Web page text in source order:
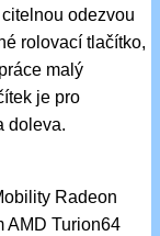
odezvou
rolovací tlačítko,
malý
je pro
doleva.
Radeon
AMD Turion64